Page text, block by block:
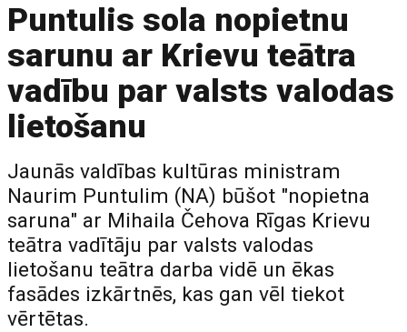
Puntulis sola nopietnu
sarunu ar Krievu teātra
vadību par valsts valodas
lietošanu
Jaunās valdības kultūras ministram
Naurim Puntulim (NA) būšot "nopietna
saruna" ar Mihaila Čehova Rīgas Krievu
teātra vadītāju par valsts valodas
lietošanu teātra darba vidē un ēkas
fasādes izkārtnēs, kas gan vēl tiekot
vērtētas.